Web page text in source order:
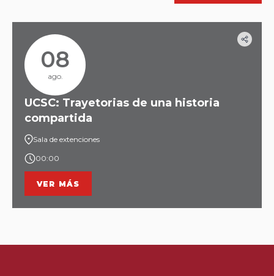
08
ago.
UCSC: Trayetorias de una historia
compartida
Sala de extenciones
00:00
VER MÁS